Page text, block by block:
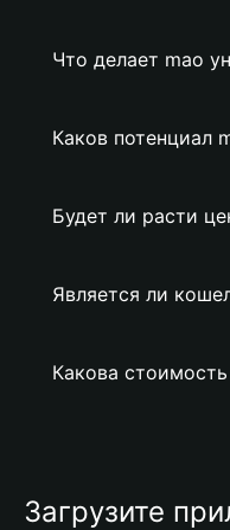
Что делает mao
Каков потенциал
Будет ли расти
Является ли
Какова
Загрузите